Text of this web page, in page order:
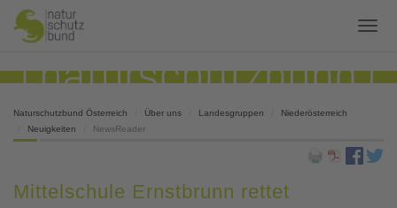
Naturschutzbund Österreich Über uns Landesgruppen
Niederösterreich
Neuigkeiten
NewsReader
Mittelschule Ernstbrunn rettet